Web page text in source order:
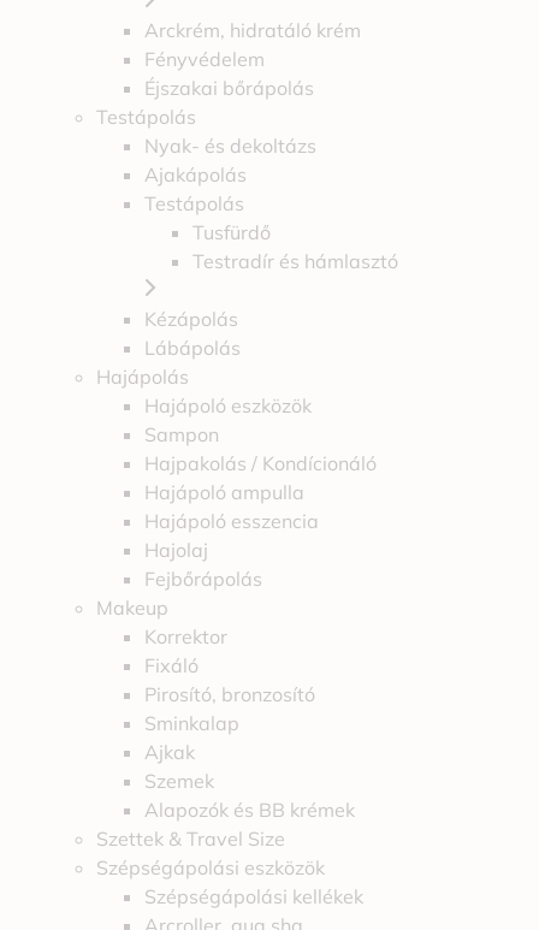
Arckrém, hidratáló krém
Fényvédelem
Éjszakai bőrápolás
Testápolás
Nyak- és dekoltázs
Ajakápolás
Testápolás
Tusfürdő
Testradír és hámlasztó
Kézápolás
Lábápolás
Hajápolás
Hajápoló eszközök
Sampon
Hajpakolás / Kondícionáló
Hajápoló ampulla
Hajápoló esszencia
Hajolaj
Fejbőrápolás
Makeup
Korrektor
Fixáló
Pirosító, bronzosító
Sminkalap
Ajkak
Szemek
Alapozók és BB krémek
Szettek & Travel Size
Szépségápolási eszközök
Szépségápolási kellékek
Arcroller, gua sha